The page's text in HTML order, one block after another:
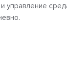
управление